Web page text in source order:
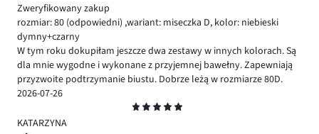
Zweryfikowany zakup
rozmiar: 80 (odpowiedni) ,wariant: miseczka D, kolor: niebieski
dymny+czarny
W tym roku dokupiłam jeszcze dwa zestawy w innych kolorach. Są
dla mnie wygodne i wykonane z przyjemnej bawełny. Zapewniają
przyzwoite podtrzymanie biustu. Dobrze leżą w rozmiarze 80D.
2026-07-26
5
KATARZYNA